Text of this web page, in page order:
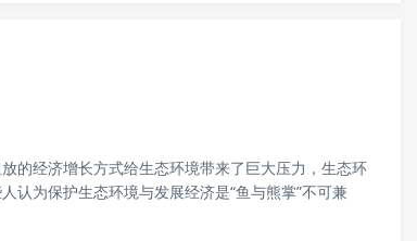
的经济增长方式给生态环境带来了巨大压力，生态环
认为保护生态环境与发展经济是“鱼与熊掌”不可兼